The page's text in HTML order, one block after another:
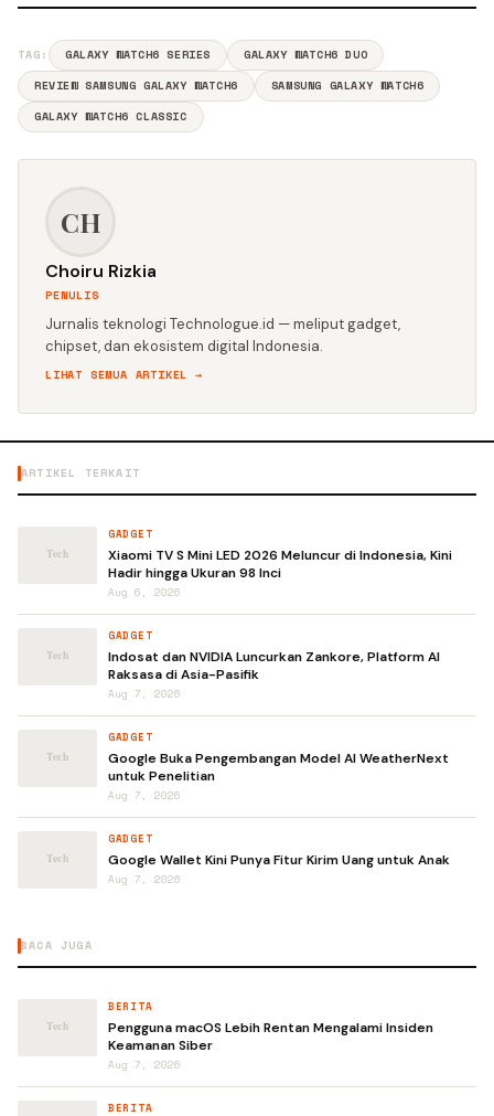
TAG: GALAXY WATCH6 SERIES
GALAXY WATCH6 DUO
REVIEW SAMSUNG GALAXY WATCH6
SAMSUNG GALAXY WATCH6
GALAXY WATCH6 CLASSIC
CH
Choiru Rizkia
PENULIS
Jurnalis teknologi Technologue.id — meliput gadget,
chipset, dan ekosistem digital Indonesia.
LIHAT SEMUA ARTIKEL →
ARTIKEL TERKAIT
GADGET
Xiaomi TV S Mini LED 2026 Meluncur di Indonesia, Kini
Hadir hingga Ukuran 98 Inci
Aug 6, 2026
GADGET
Indosat dan NVIDIA Luncurkan Zankore, Platform AI
Raksasa di Asia-Pasifik
Aug 7, 2026
GADGET
Google Buka Pengembangan Model AI WeatherNext
untuk Penelitian
Aug 7, 2026
GADGET
Google Wallet Kini Punya Fitur Kirim Uang untuk Anak
Aug 7, 2026
BACA JUGA
BERITA
Pengguna macOS Lebih Rentan Mengalami Insiden
Keamanan Siber
Aug 7, 2026
BERITA